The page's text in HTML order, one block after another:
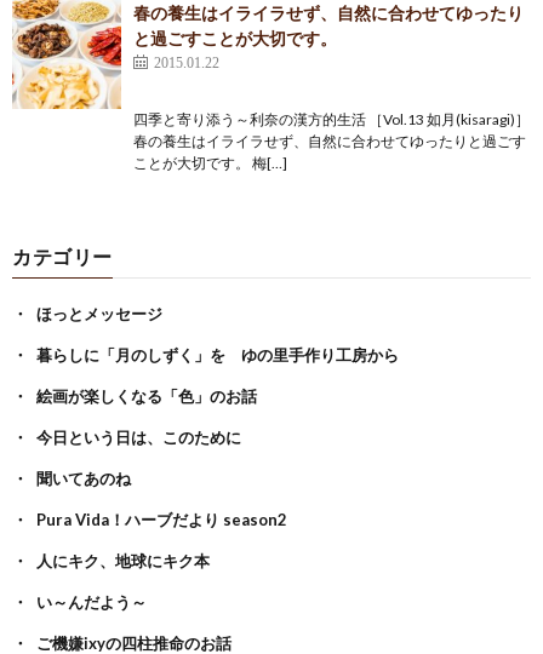
春の養生はイライラせず、自然に合わせてゆったり
と過ごすことが大切です。
2015.01.22
四季と寄り添う～利奈の漢方的生活 ［Vol.13 如月(kisaragi)］
春の養生はイライラせず、自然に合わせてゆったりと過ごす
ことが大切です。 梅[…]
カテゴリー
ほっとメッセージ
暮らしに「月のしずく」を ゆの里手作り工房から
絵画が楽しくなる「色」のお話
今日という日は、このために
聞いてあのね
Pura Vida！ハーブだより season2
人にキク、地球にキク本
い～んだよう～
ご機嫌ixyの四柱推命のお話